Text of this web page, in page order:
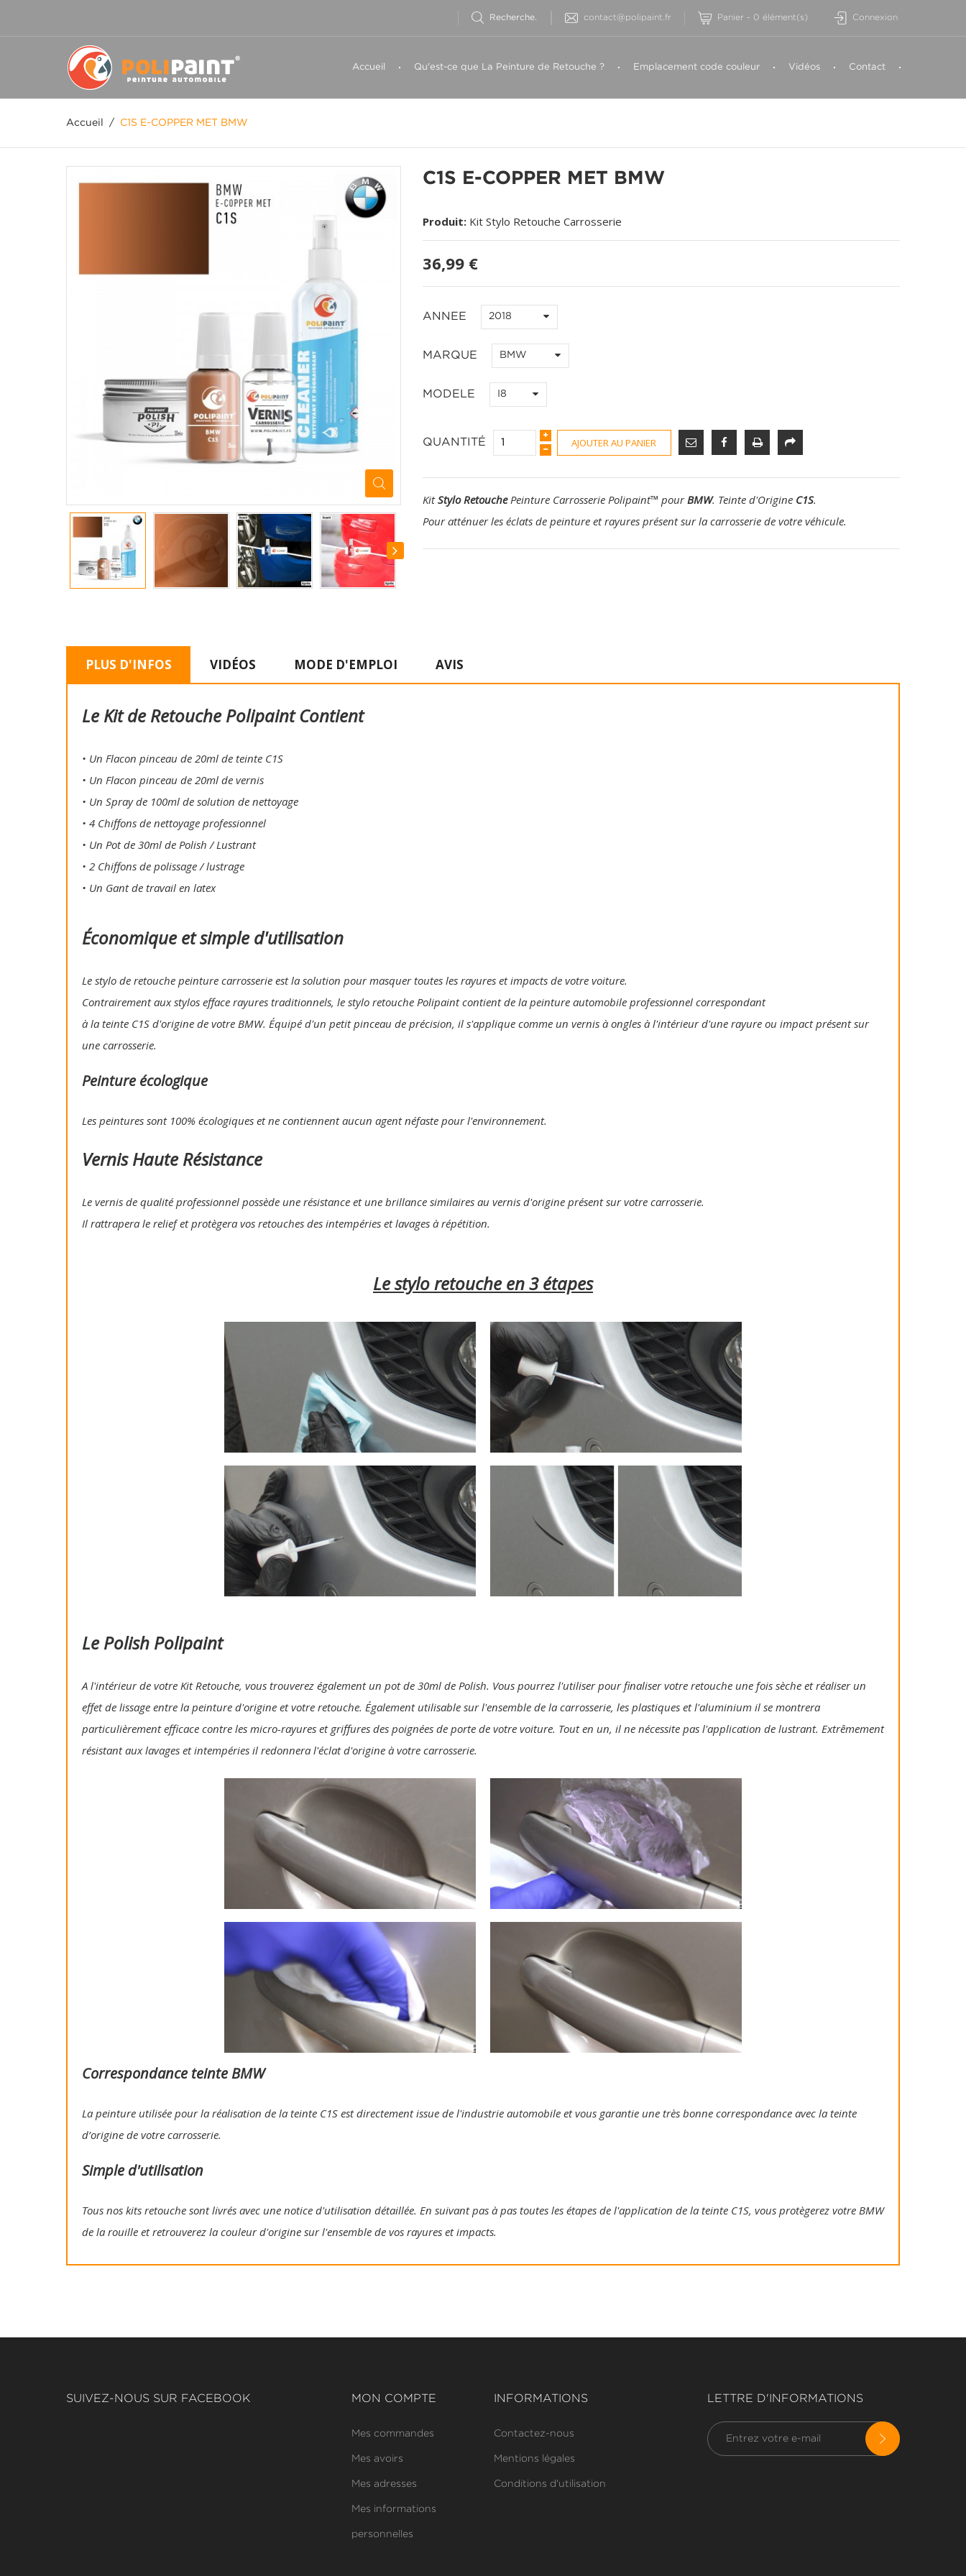
contact@polipaint.fr Panier - 0 élément(s) Connexion
Accueil Qu'est-ce que La Peinture de Retouche ? Emplacement code couleur Vidéos Contact
Accueil / C1S E-COPPER MET BMW
C1S E-COPPER MET BMW
Produit: Kit Stylo Retouche Carrosserie
36,99 €
ANNEE 2018
MARQUE BMW
MODELE I8
QUANTITÉ AJOUTER AU PANIER
KitStylo RetouchePeinture Carrosserie Polipaint™ pourBMW. Teinte d'Origine C1S.
Pour atténuer les éclats de peinture et rayures présent sur la carrosserie de votre véhicule.
PLUS D'INFOS VIDÉOS MODE D'EMPLOI AVIS
Le Kit de Retouche Polipaint Contient
• Un Flacon pinceau de 20ml de teinte C1S
• Un Flacon pinceau de 20ml de vernis
• Un Spray de 100ml de solution de nettoyage
• 4 Chiffons de nettoyage professionnel
• Un Pot de 30ml de Polish / Lustrant
• 2 Chiffons de polissage / lustrage
• Un Gant de travail en latex
Économique et simple d'utilisation
Le stylo de retouche peinture carrosserie est la solution pour masquer toutes les rayures et impacts de votre voiture.
Contrairement aux stylos efface rayures traditionnels, le stylo retouche Polipaint contient de la peinture automobile professionnel correspondant
à la teinte C1S d'origine de votre BMW. Équipé d'un petit pinceau de précision, il s'applique comme un vernis à ongles à l'intérieur d'une rayure ou impact présent sur
une carrosserie.
Peinture écologique
Les peintures sont 100% écologiques et ne contiennent aucun agent néfaste pour l'environnement.
Vernis Haute Résistance
Le vernis de qualité professionnel possède une résistance et une brillance similaires au vernis d'origine présent sur votre carrosserie.
Il rattrapera le relief et protègera vos retouches des intempéries et lavages à répétition.
Le stylo retouche en 3 étapes
Le Polish Polipaint
A l'intérieur de votre Kit Retouche, vous trouverez également un pot de 30ml de Polish. Vous pourrez l'utiliser pour finaliser votre retouche une fois sèche et réaliser un
effet de lissage entre la peinture d'origine et votre retouche. Également utilisable sur l'ensemble de la carrosserie, les plastiques et l'aluminium il se montrera
particulièrement efficace contre les micro-rayures et griffures des poignées de porte de votre voiture. Tout en un, il ne nécessite pas l'application de lustrant. Extrêmement
résistant aux lavages et intempéries il redonnera l'éclat d'origine à votre carrosserie.
Correspondance teinte BMW
La peinture utilisée pour la réalisation de la teinte C1S est directement issue de l'industrie automobile et vous garantie une très bonne correspondance avec la teinte
d’origine de votre carrosserie.
Simple d'utilisation
Tous nos kits retouche sont livrés avec une notice d'utilisation détaillée. En suivant pas à pas toutes les étapes de l'application de la teinte C1S, vous protègerez votre BMW
de la rouille et retrouverez la couleur d'origine sur l'ensemble de vos rayures et impacts.
SUIVEZ-NOUS SUR FACEBOOK MON COMPTE
Mes commandes
Mes avoirs
Mes adresses
Mes informations
personnelles
INFORMATIONS
Contactez-nous
Mentions légales
Conditions d'utilisation
LETTRE D'INFORMATIONS